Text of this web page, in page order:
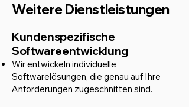
Weitere Dienstleistungen
Kundenspezifische
Softwareentwicklung
Wir entwickeln individuelle
Softwarelösungen, die genau auf Ihre
Anforderungen zugeschnitten sind.